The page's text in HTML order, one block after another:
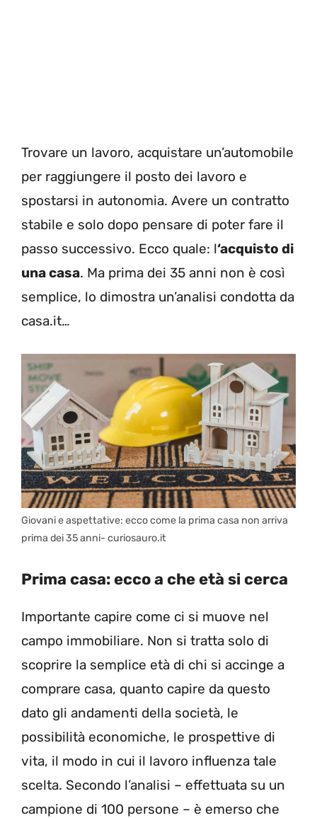
Trovare un lavoro, acquistare un’automobile
per raggiungere il posto dei lavoro e
spostarsi in autonomia. Avere un contratto
stabile e solo dopo pensare di poter fare il
passo successivo. Ecco quale: l‘acquisto di
una casa. Ma prima dei 35 anni non è così
semplice, lo dimostra un’analisi condotta da
casa.it…
Giovani e aspettative: ecco come la prima casa non arriva
prima dei 35 anni- curiosauro.it
Prima casa: ecco a che età si cerca
Importante capire come ci si muove nel
campo immobiliare. Non si tratta solo di
scoprire la semplice età di chi si accinge a
comprare casa, quanto capire da questo
dato gli andamenti della società, le
possibilità economiche, le prospettive di
vita, il modo in cui il lavoro influenza tale
scelta. Secondo l’analisi – effettuata su un
campione di 100 persone – è emerso che